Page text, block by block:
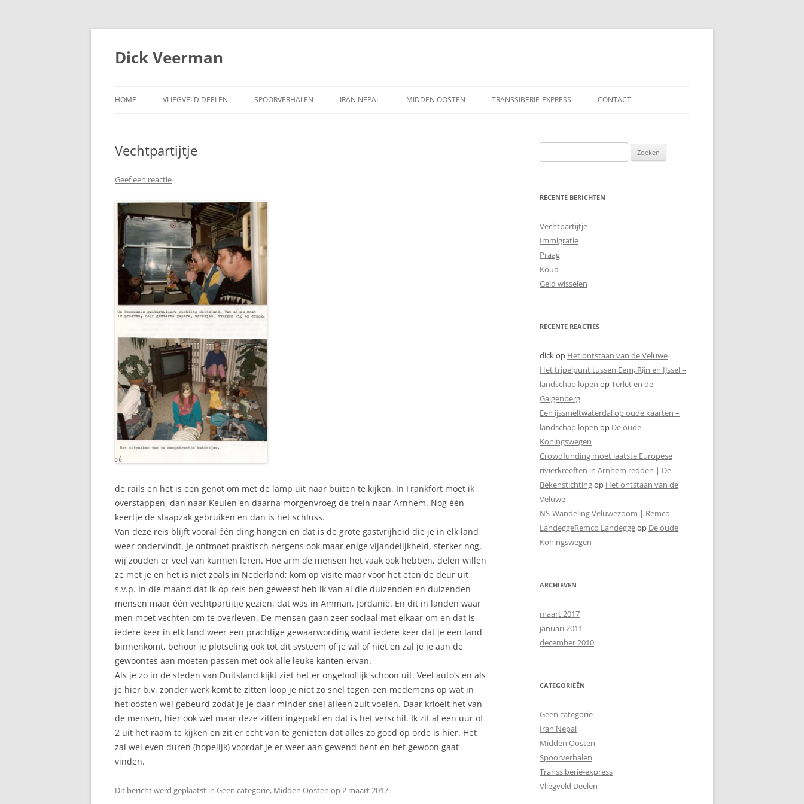
Dick Veerman
naar
HOME VLIEGVELD DEELEN SPOORVERHALEN IRAN NEPAL MIDDEN OOSTEN TRANSSIBERIË-EXPRESS CONTACT
Vechtpartijtje
Geef een reactie
de rails en het is een genot om met de lamp uit naar buiten te kijken. In Frankfort moet ik
overstappen, dan naar Keulen en daarna morgenvroeg de trein naar Arnhem. Nog één
keertje de slaapzak gebruiken en dan is het schluss.
Van deze reis blijft vooral één ding hangen en dat is de grote gastvrijheid die je in elk land
weer ondervindt. Je ontmoet praktisch nergens ook maar enige vijandelijkheid, sterker nog,
wij zouden er veel van kunnen leren. Hoe arm de mensen het vaak ook hebben, delen willen
ze met je en het is niet zoals in Nederland; kom op visite maar voor het eten de deur uit
s.v.p. In die maand dat ik op reis ben geweest heb ik van al die duizenden en duizenden
mensen maar één vechtpartijtje gezien, dat was in Amman, Jordanië. En dit in landen waar
men moet vechten om te overleven. De mensen gaan zeer sociaal met elkaar om en dat is
iedere keer in elk land weer een prachtige gewaarwording want iedere keer dat je een land
binnenkomt, behoor je plotseling ook tot dit systeem of je wil of niet en zal je je aan de
gewoontes aan moeten passen met ook alle leuke kanten ervan.
Als je zo in de steden van Duitsland kijkt ziet het er ongelooflijk schoon uit. Veel auto’s en als
je hier b.v. zonder werk komt te zitten loop je niet zo snel tegen een medemens op wat in
het oosten wel gebeurd zodat je je daar minder snel alleen zult voelen. Daar krioelt het van
de mensen, hier ook wel maar deze zitten ingepakt en dat is het verschil. Ik zit al een uur of
2 uit het raam te kijken en zit er echt van te genieten dat alles zo goed op orde is hier. Het
zal wel even duren (hopelijk) voordat je er weer aan gewend bent en het gewoon gaat
vinden.
Dit bericht werd geplaatst in Geen categorie, Midden Oosten op2 maart 2017.
naar:
RECENTE BERICHTEN
Vechtpartijtje
Immigratie
Praag
Koud
Geld wisselen
RECENTE REACTIES
dickop Het ontstaan van de Veluwe
Het tripelpunt tussen Eem, Rijn en IJssel –
landschap lopen opTerlet en de
Galgenberg
Een ijssmeltwaterdal op oude kaarten –
landschap lopen op De oude
Koningswegen
Crowdfunding moet laatste Europese
rivierkreeften in Arnhem redden | De
Bekenstichtingop Het ontstaan van de
Veluwe
NS-Wandeling Veluwezoom | Remco
LandeggeRemco Landeggeop De oude
Koningswegen
ARCHIEVEN
maart 2017
januari 2011
december 2010
CATEGORIEËN
Geen categorie
Iran Nepal
Midden Oosten
Spoorverhalen
Transsiberië-express
Vliegveld Deelen